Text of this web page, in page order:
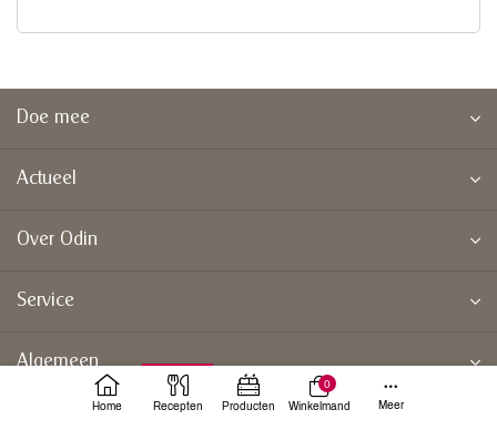
Doe mee
Actueel
Over Odin
Service
Algemeen
Home Recepten Producten
0
Winkelmand
Meer